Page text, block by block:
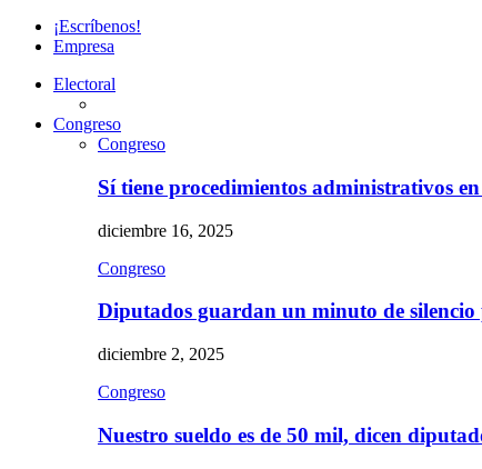
¡Escríbenos!
Empresa
Electoral
Congreso
Congreso
Sí tiene procedimientos administrativos
diciembre 16, 2025
Congreso
Diputados guardan un minuto de
diciembre 2, 2025
Congreso
Nuestro sueldo es de 50 mil, dicen